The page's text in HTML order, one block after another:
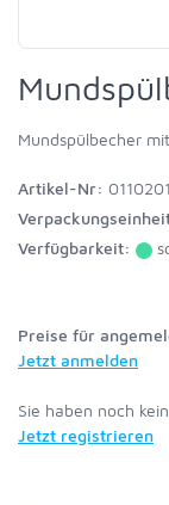
Mundspülbecher
Artikel-Nr:
Verfügbarkeit:
Preise für
Jetzt anmelden
Sie haben noch
Jetzt registrieren